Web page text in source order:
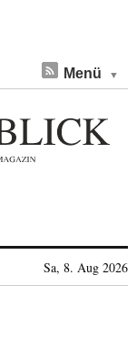
Menü
Sa, 8. Aug 2026